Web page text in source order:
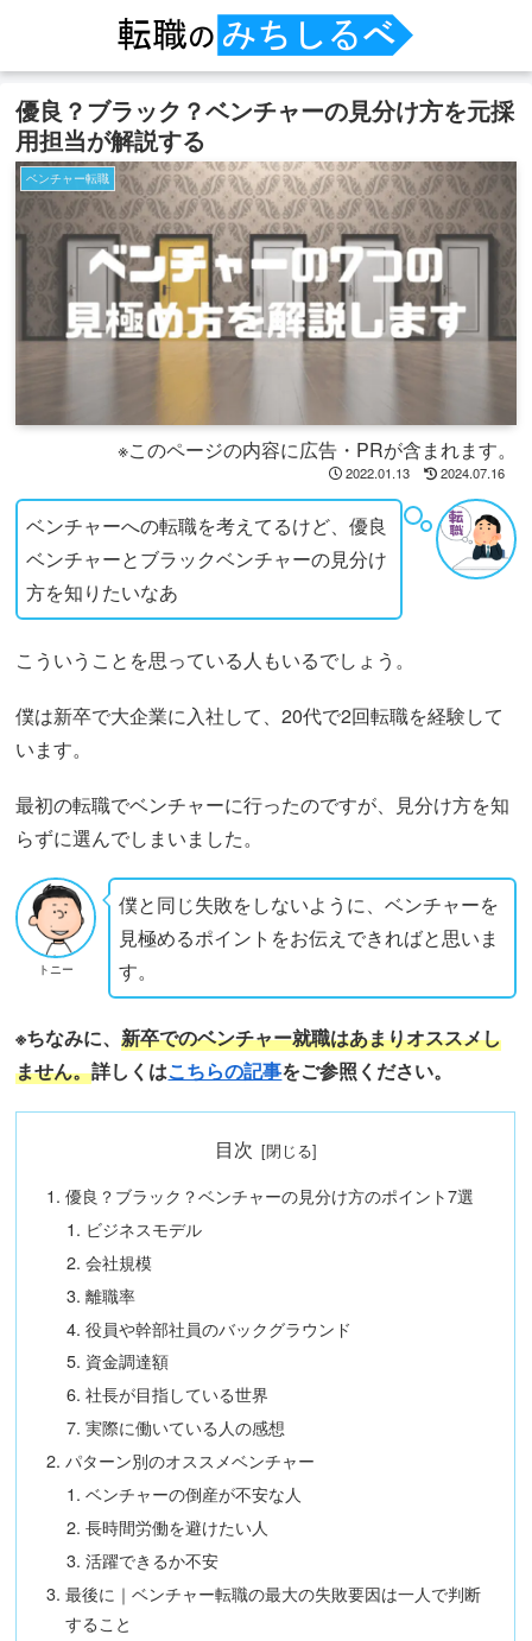
優良？ブラック？ベンチャーの見分け方を元採
用担当が解説する
ベンチャー転職
※このページの内容に広告・PRが含まれます。
2022.01.13 2024.07.16
ベンチャーへの転職を考えてるけど、優良
ベンチャーとブラックベンチャーの見分け
方を知りたいなあ
こういうことを思っている人もいるでしょう。
僕は新卒で大企業に入社して、20代で2回転職を経験して
います。
最初の転職でベンチャーに行ったのですが、見分け方を知
らずに選んでしまいました。
トニー
僕と同じ失敗をしないように、ベンチャーを
見極めるポイントをお伝えできればと思いま
す。
※ちなみに、新卒でのベンチャー就職はあまりオススメし
ません。詳しくはこちらの記事をご参照ください。
目次
優良？ブラック？ベンチャーの見分け方のポイント7選
ビジネスモデル
会社規模
離職率
役員や幹部社員のバックグラウンド
資金調達額
社長が目指している世界
実際に働いている人の感想
パターン別のオススメベンチャー
ベンチャーの倒産が不安な人
長時間労働を避けたい人
活躍できるか不安
最後に｜ベンチャー転職の最大の失敗要因は一人で判断
すること